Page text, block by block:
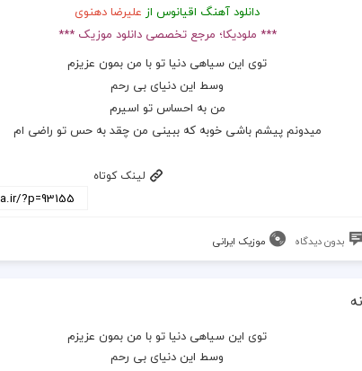
دانلود آهنگ اقیانوس از علیرضا دهنوی
*** ملودیکا؛ مرجع تخصصی دانلود موزیک ***
توی این سیاهی دنیا تو با من بمون عزیزم
وسط این دنیای بی رحم
من به احساس تو اسیرم
میدونم پیشم باشی خوبه که ببینی من چقد به حس تو راضی ام
لینک کوتاه
بدون دیدگاه موزیک ایرانی
توی این سیاهی دنیا تو با من بمون عزیزم
وسط این دنیای بی رحم